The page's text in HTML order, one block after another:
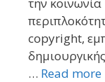
copyright,
… Read more